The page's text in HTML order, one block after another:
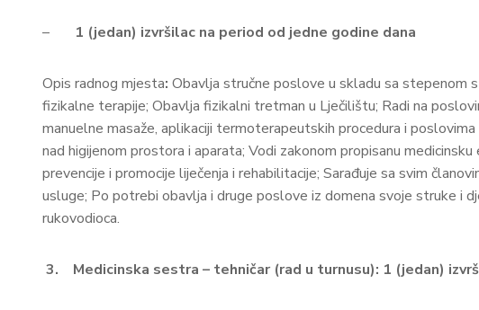
– 1 (jedan) izvršilac na period od jedne godine dana
Opis radnog mjesta: Obavlja stručne poslove u skladu sa stepenom
fizikalne terapije; Obavlja fizikalni tretman u Lječilištu; Radi na
manuelne masaže, aplikaciji termoterapeutskih procedura i
nad higijenom prostora i aparata; Vodi zakonom propisanu
prevencije i promocije liječenja i rehabilitacije; Sarađuje sa svim
usluge; Po potrebi obavlja i druge poslove iz domena svoje struke i
rukovodioca.
3. Medicinska sestra – tehničar (rad u turnusu): 1 (jedan)